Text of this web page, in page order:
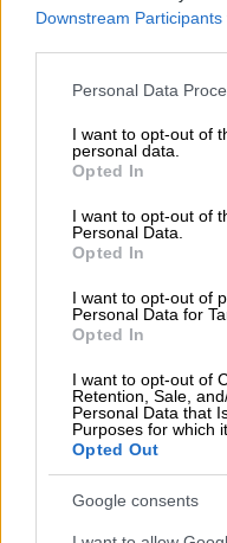
Downstream Participants
Please note that this
not limited to your visit
grant or deny consent to
use your data for below
consent section.
Personal Data
I want to opt-out of
personal data.
Opted In
I want to opt-out of
Personal Data.
Opted In
I want to opt-out of
Personal Data for
Opted In
I want to opt-out of
Retention, Sale,
Personal Data that
Purposes for which
Opted Out
Google consents
των πέντε ετών,
χωρίς
λουλούδια, γλυκά
Πόρισμα Εθνικής
Ως νομικός
Εξωτερικών
επισκεπτόταν το
υπαλλήλου.
Παρακάμπτοντας
δήθεν
τους, έπαιρναν
του επιδόματος
πριν